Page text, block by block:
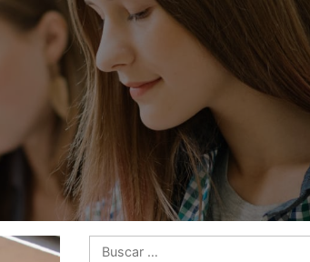
Licenciatura en
Animación 3D y Diseño
de Videojuegos
Licenciatura en Diseño y
Mercadotecnia de la
Ingeniería Industrial
Ingeniería Mecánica
Ingeniería Mecatrónica
Buscar: